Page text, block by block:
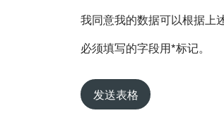
我同意我的数据可以根据上
必须填写的字段用*标记。
发送表格